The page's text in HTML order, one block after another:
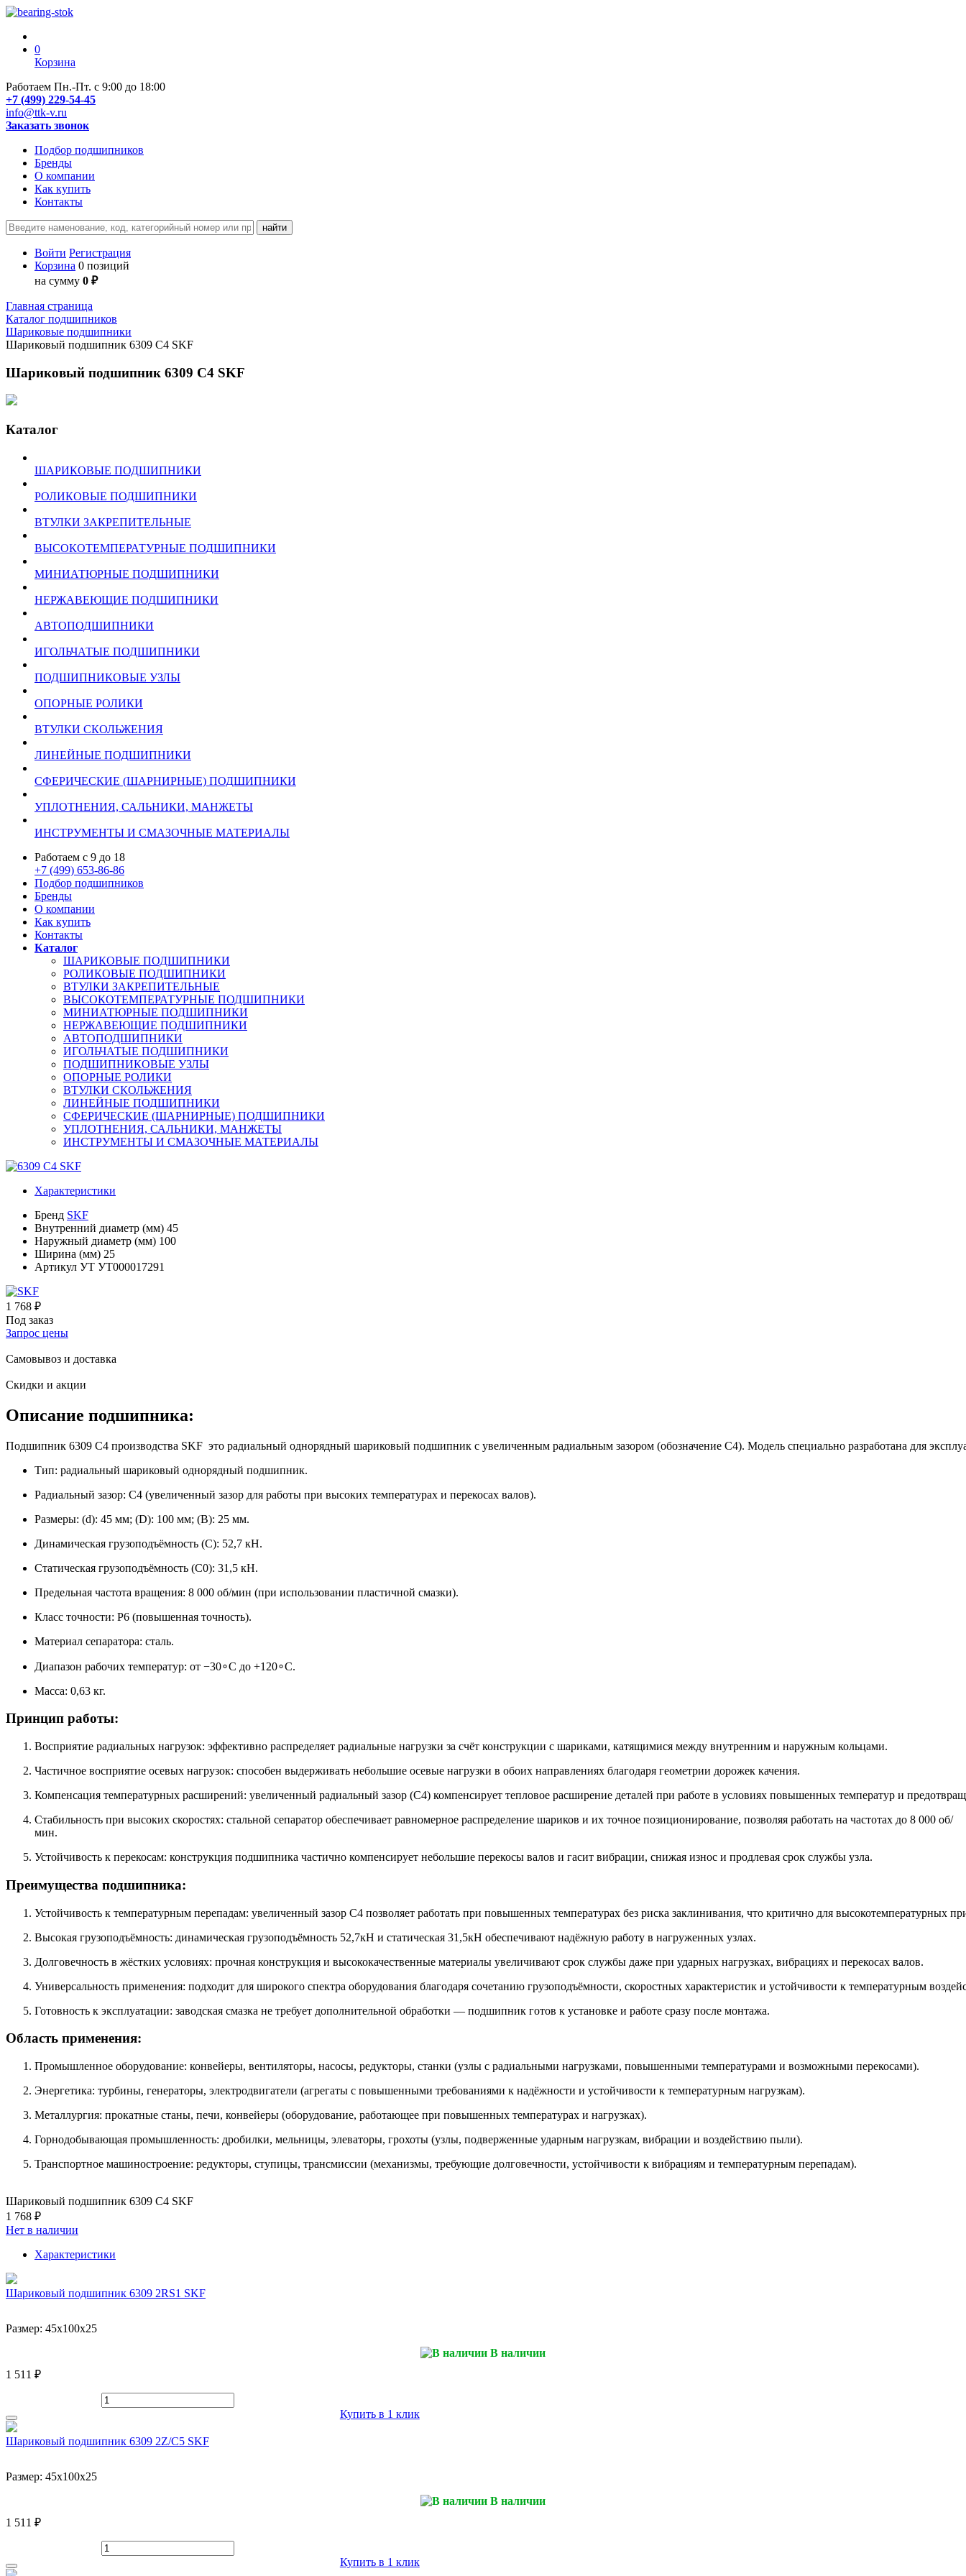
0
Корзина
Работаем Пн.-Пт. с 9:00 до 18:00
+7 (499) 229-54-45
info@ttk-v.ru
Заказать звонок
Подбор подшипников
Бренды
О компании
Как купить
Контакты
Войти Регистрация
Корзина 0 позиций
на сумму 0 ₽
Главная страница
Каталог подшипников
Шариковые подшипники
Шариковый подшипник 6309 С4 SKF
Шариковый подшипник 6309 С4 SKF
Каталог
ШАРИКОВЫЕ ПОДШИПНИКИ
РОЛИКОВЫЕ ПОДШИПНИКИ
ВТУЛКИ ЗАКРЕПИТЕЛЬНЫЕ
ВЫСОКОТЕМПЕРАТУРНЫЕ ПОДШИПНИКИ
МИНИАТЮРНЫЕ ПОДШИПНИКИ
НЕРЖАВЕЮЩИЕ ПОДШИПНИКИ
АВТОПОДШИПНИКИ
ИГОЛЬЧАТЫЕ ПОДШИПНИКИ
ПОДШИПНИКОВЫЕ УЗЛЫ
ОПОРНЫЕ РОЛИКИ
ВТУЛКИ СКОЛЬЖЕНИЯ
ЛИНЕЙНЫЕ ПОДШИПНИКИ
СФЕРИЧЕСКИЕ (ШАРНИРНЫЕ) ПОДШИПНИКИ
УПЛОТНЕНИЯ, САЛЬНИКИ, МАНЖЕТЫ
ИНСТРУМЕНТЫ И СМАЗОЧНЫЕ МАТЕРИАЛЫ
Работаем с 9 до 18
+7 (499) 653-86-86
Подбор подшипников
Бренды
О компании
Как купить
Контакты
Каталог
ШАРИКОВЫЕ ПОДШИПНИКИ
РОЛИКОВЫЕ ПОДШИПНИКИ
ВТУЛКИ ЗАКРЕПИТЕЛЬНЫЕ
ВЫСОКОТЕМПЕРАТУРНЫЕ ПОДШИПНИКИ
МИНИАТЮРНЫЕ ПОДШИПНИКИ
НЕРЖАВЕЮЩИЕ ПОДШИПНИКИ
АВТОПОДШИПНИКИ
ИГОЛЬЧАТЫЕ ПОДШИПНИКИ
ПОДШИПНИКОВЫЕ УЗЛЫ
ОПОРНЫЕ РОЛИКИ
ВТУЛКИ СКОЛЬЖЕНИЯ
ЛИНЕЙНЫЕ ПОДШИПНИКИ
СФЕРИЧЕСКИЕ (ШАРНИРНЫЕ) ПОДШИПНИКИ
УПЛОТНЕНИЯ, САЛЬНИКИ, МАНЖЕТЫ
ИНСТРУМЕНТЫ И СМАЗОЧНЫЕ МАТЕРИАЛЫ
Характеристики
Бренд SKF
Внутренний диаметр (мм) 45
Наружный диаметр (мм) 100
Ширина (мм) 25
Артикул УТ УТ000017291
1 768 ₽
Под заказ
Запрос цены
Самовывоз и доставка
Скидки и акции
Описание подшипника:
Подшипник 6309 C4 производства SKF это радиальный однорядный шариковый подшипник с увеличенным радиальным зазором (обозначение C4). Модель специально разработана для
Тип: радиальный шариковый однорядный подшипник.
Радиальный зазор: C4 (увеличенный зазор для работы при высоких температурах и перекосах валов).
Размеры: (d): 45 мм; (D): 100 мм; (B): 25 мм.
Динамическая грузоподъёмность (C): 52,7 кН.
Статическая грузоподъёмность (C0​): 31,5 кН.
Предельная частота вращения: 8 000 об/мин (при использовании пластичной смазки).
Класс точности: P6 (повышенная точность).
Материал сепаратора: сталь.
Диапазон рабочих температур: от −30∘C до +120∘C.
Масса: 0,63 кг.
Принцип работы:
Восприятие радиальных нагрузок: эффективно распределяет радиальные нагрузки за счёт конструкции с шариками, катящимися между внутренним и наружным кольцами.
Частичное восприятие осевых нагрузок: способен выдерживать небольшие осевые нагрузки в обоих направлениях благодаря геометрии дорожек качения.
Компенсация температурных расширений: увеличенный радиальный зазор (C4) компенсирует тепловое расширение деталей при работе в условиях повышенных температур и
Стабильность при высоких скоростях: стальной сепаратор обеспечивает равномерное распределение шариков и их точное позиционирование, позволяя работать на частотах до 8 000 об/
мин.
Устойчивость к перекосам: конструкция подшипника частично компенсирует небольшие перекосы валов и гасит вибрации, снижая износ и продлевая срок службы узла.
Преимущества подшипника:
Устойчивость к температурным перепадам: увеличенный зазор C4 позволяет работать при повышенных температурах без риска заклинивания, что критично для высокотемпературных
Высокая грузоподъёмность: динамическая грузоподъёмность 52,7кН и статическая 31,5кН обеспечивают надёжную работу в нагруженных узлах.
Долговечность в жёстких условиях: прочная конструкция и высококачественные материалы увеличивают срок службы даже при ударных нагрузках, вибрациях и перекосах валов.
Универсальность применения: подходит для широкого спектра оборудования благодаря сочетанию грузоподъёмности, скоростных характеристик и устойчивости к температурным
Готовность к эксплуатации: заводская смазка не требует дополнительной обработки — подшипник готов к установке и работе сразу после монтажа.
Область применения:
Промышленное оборудование: конвейеры, вентиляторы, насосы, редукторы, станки (узлы с радиальными нагрузками, повышенными температурами и возможными перекосами).
Энергетика: турбины, генераторы, электродвигатели (агрегаты с повышенными требованиями к надёжности и устойчивости к температурным нагрузкам).
Металлургия: прокатные станы, печи, конвейеры (оборудование, работающее при повышенных температурах и нагрузках).
Горнодобывающая промышленность: дробилки, мельницы, элеваторы, грохоты (узлы, подверженные ударным нагрузкам, вибрации и воздействию пыли).
Транспортное машиностроение: редукторы, ступицы, трансмиссии (механизмы, требующие долговечности, устойчивости к вибрациям и температурным перепадам).
Шариковый подшипник 6309 С4 SKF
1 768 ₽
Нет в наличии
Характеристики
Шариковый подшипник 6309 2RS1 SKF
Размер: 45x100x25
В наличии
1 511 ₽
Купить в 1 клик
Шариковый подшипник 6309 2Z/C5 SKF
Размер: 45x100x25
В наличии
1 511 ₽
Купить в 1 клик